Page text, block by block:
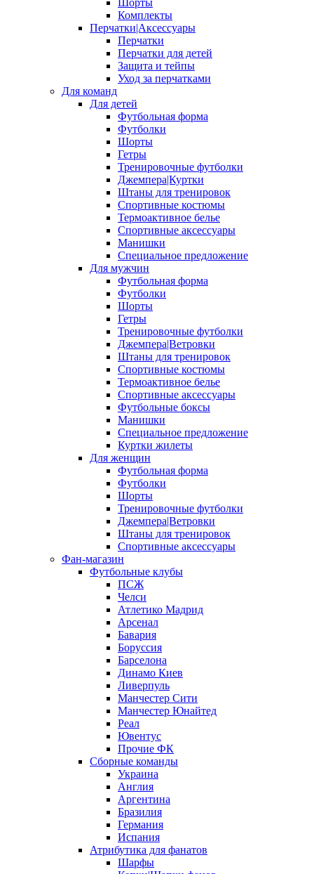
Шорты
Комплекты
Перчатки|Аксессуары
Перчатки
Перчатки для детей
Защита и тейпы
Уход за перчатками
Для команд
Для детей
Футбольная форма
Футболки
Шорты
Гетры
Тренировочные футболки
Джемпера|Куртки
Штаны для тренировок
Спортивные костюмы
Термоактивное белье
Спортивные аксессуары
Манишки
Специальное предложение
Для мужчин
Футбольная форма
Футболки
Шорты
Гетры
Тренировочные футболки
Джемпера|Ветровки
Штаны для тренировок
Спортивные костюмы
Термоактивное белье
Спортивные аксессуары
Футбольные боксы
Манишки
Специальное предложение
Куртки жилеты
Для женщин
Футбольная форма
Футболки
Шорты
Тренировочные футболки
Джемпера|Ветровки
Штаны для тренировок
Спортивные аксессуары
Фан-магазин
Футбольные клубы
ПСЖ
Челси
Атлетико Мадрид
Арсенал
Бавария
Боруссия
Барселона
Динамо Киев
Ливерпуль
Манчестер Сити
Манчестер Юнайтед
Реал
Ювентус
Прочие ФК
Сборные команды
Украина
Англия
Аргентина
Бразилия
Германия
Испания
Атрибутика для фанатов
Шарфы